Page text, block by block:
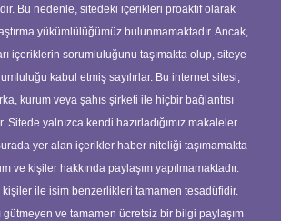
Bu nedenle, sitedeki içerikleri proaktif olarak
yükümlülüğümüz bulunmamaktadır. Ancak,
içeriklerin sorumluluğunu taşımakta olup, siteye
kabul etmiş sayılırlar. Bu internet sitesi,
kurum veya şahıs şirketi ile hiçbir bağlantısı
Sitede yalnızca kendi hazırladığımız makaleler
yer alan içerikler haber niteliği taşımamakta
ve kişiler hakkında paylaşım yapılmamaktadır.
kişiler ile isim benzerlikleri tamamen tesadüfidir.
gütmeyen ve tamamen ücretsiz bir bilgi paylaşım